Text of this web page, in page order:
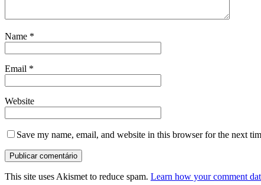
Name *
Email *
Website
Save my name, email, and website in this browser for the next
This site uses Akismet to reduce spam. Learn how your comment